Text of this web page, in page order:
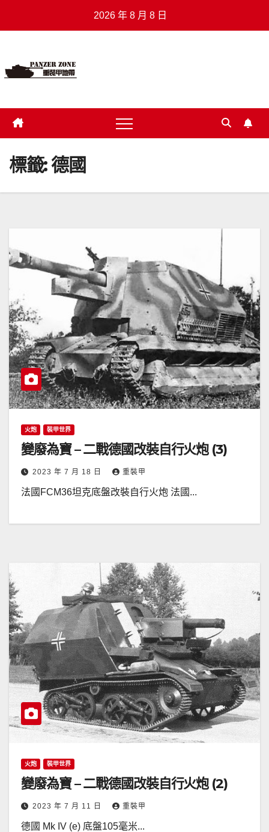
2026 年 8 月 8 日
標籤:德國
火炮 裝甲世界
變廢為寶 – 二戰德國改裝自行火炮 (3)
2023 年 7 月 18 日 重裝甲
法國FCM36坦克底盤改裝自行火炮 法國...
火炮 裝甲世界
變廢為寶 – 二戰德國改裝自行火炮 (2)
2023 年 7 月 11 日 重裝甲
德國 Mk IV (e) 底盤105毫米...